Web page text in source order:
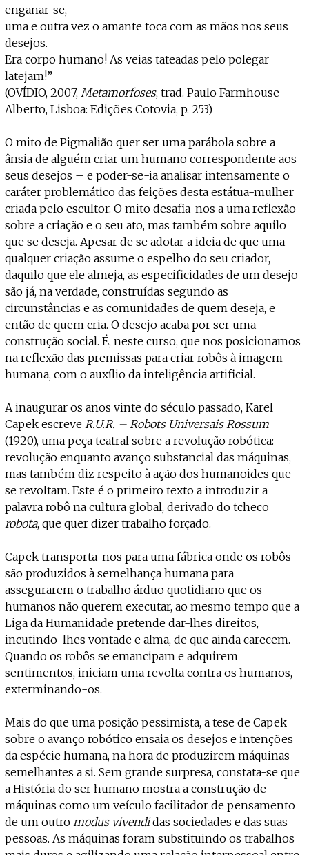
enganar-se,
uma e outra vez o amante toca com as mãos nos seus
desejos.
Era corpo humano! As veias tateadas pelo polegar
latejam!”
(OVÍDIO, 2007, Metamorfoses, trad. Paulo Farmhouse
Alberto, Lisboa: Edições Cotovia, p. 253)
O mito de Pigmalião quer ser uma parábola sobre a
ânsia de alguém criar um humano correspondente aos
seus desejos – e poder-se-ia analisar intensamente o
caráter problemático das feições desta estátua-mulher
criada pelo escultor. O mito desafia-nos a uma reflexão
sobre a criação e o seu ato, mas também sobre aquilo
que se deseja. Apesar de se adotar a ideia de que uma
qualquer criação assume o espelho do seu criador,
daquilo que ele almeja, as especificidades de um desejo
são já, na verdade, construídas segundo as
circunstâncias e as comunidades de quem deseja, e
então de quem cria. O desejo acaba por ser uma
construção social. É, neste curso, que nos posicionamos
na reflexão das premissas para criar robôs à imagem
humana, com o auxílio da inteligência artificial.
A inaugurar os anos vinte do século passado, Karel
Capek escreve R.U.R. – Robots Universais Rossum
(1920), uma peça teatral sobre a revolução robótica:
revolução enquanto avanço substancial das máquinas,
mas também diz respeito à ação dos humanoides que
se revoltam. Este é o primeiro texto a introduzir a
palavra robô na cultura global, derivado do tcheco
robota, que quer dizer trabalho forçado.
Capek transporta-nos para uma fábrica onde os robôs
são produzidos à semelhança humana para
assegurarem o trabalho árduo quotidiano que os
humanos não querem executar, ao mesmo tempo que a
Liga da Humanidade pretende dar-lhes direitos,
incutindo-lhes vontade e alma, de que ainda carecem.
Quando os robôs se emancipam e adquirem
sentimentos, iniciam uma revolta contra os humanos,
exterminando-os.
Mais do que uma posição pessimista, a tese de Capek
sobre o avanço robótico ensaia os desejos e intenções
da espécie humana, na hora de produzirem máquinas
semelhantes a si. Sem grande surpresa, constata-se que
a História do ser humano mostra a construção de
máquinas como um veículo facilitador de pensamento
de um outro modus vivendidas sociedades e das suas
pessoas. As máquinas foram substituindo os trabalhos